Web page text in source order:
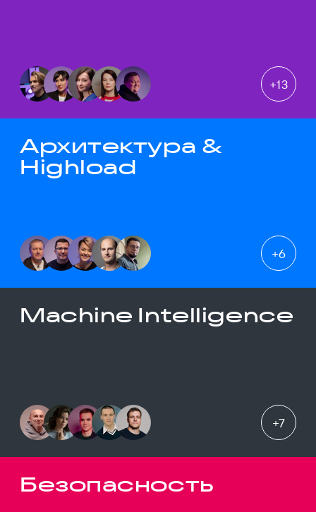
+13
Архитектура &
Highload
+6
Machine Intelligence
+7
Безопасность